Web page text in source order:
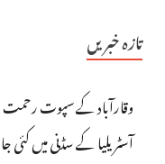
تازہ خبریں
وقارآباد کے سپوت رحمت
آسٹریلیا کے سڈنی میں